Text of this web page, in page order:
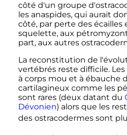
côté d'un groupe
les anaspides, qui aurait
côté, par perte des
squelette, aux
part, aux autres
La reconstitution de
vertébrés reste difficile.
à corps mou et à ébauche
cartilagineux comme les
sont rares (deux datant du
Dévonien) alors que les
des ostracodermes sont